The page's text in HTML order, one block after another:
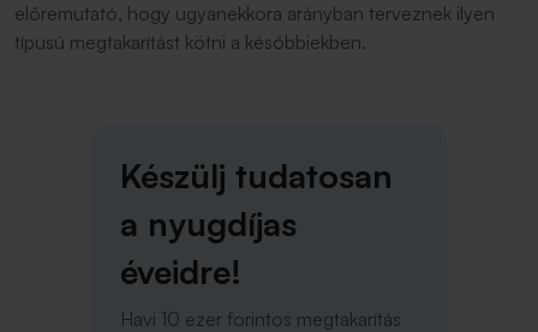
előremutató, hogy ugyanekkora arányban terveznek ilyen
típusú megtakarítást kötni a későbbiekben.
Készülj tudatosan
a nyugdíjas
éveidre!
Havi 10 ezer forintos megtakarítás